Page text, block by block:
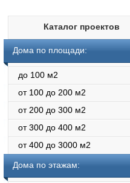
Каталог проектов
Дома по площади:
до 100 м2
от 100 до 200 м2
от 200 до 300 м2
от 300 до 400 м2
от 400 до 3000 м2
Дома по этажам: